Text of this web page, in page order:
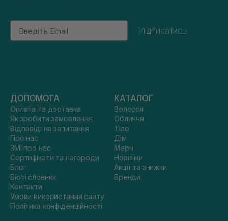
Email
підписатись
ДОПОМОГА
Оплата та доставка
Як зробити замовлення
Відповіді на запитання
Про нас
ЗМІ про нас
Сертифікати та нагороди
Блог
Бюті словник
Контакти
Умови використання сайту
Політика конфіденційності
КАТАЛОГ
Волосся
Обличчя
Тіло
Дім
Мерч
Новинки
Акції та знижки
Бренди